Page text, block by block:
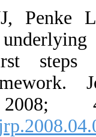
29.
reaction
[